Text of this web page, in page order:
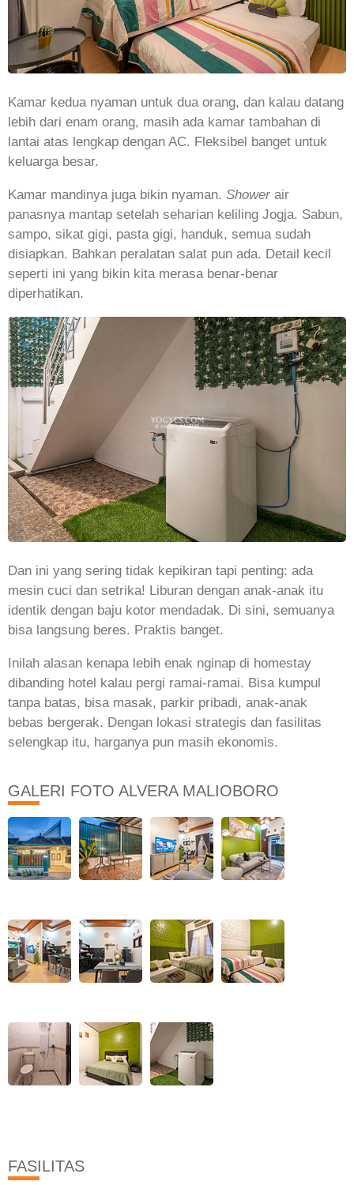
Kamar kedua nyaman untuk dua orang, dan kalau datang
lebih dari enam orang, masih ada kamar tambahan di
lantai atas lengkap dengan AC. Fleksibel banget untuk
keluarga besar.
Kamar mandinya juga bikin nyaman. Shower air
panasnya mantap setelah seharian keliling Jogja. Sabun,
sampo, sikat gigi, pasta gigi, handuk, semua sudah
disiapkan. Bahkan peralatan salat pun ada. Detail kecil
seperti ini yang bikin kita merasa benar-benar
diperhatikan.
Dan ini yang sering tidak kepikiran tapi penting: ada
mesin cuci dan setrika! Liburan dengan anak-anak itu
identik dengan baju kotor mendadak. Di sini, semuanya
bisa langsung beres. Praktis banget.
Inilah alasan kenapa lebih enak nginap di homestay
dibanding hotel kalau pergi ramai-ramai. Bisa kumpul
tanpa batas, bisa masak, parkir pribadi, anak-anak
bebas bergerak. Dengan lokasi strategis dan fasilitas
selengkap itu, harganya pun masih ekonomis.
GALERI FOTO ALVERA MALIOBORO
FASILITAS